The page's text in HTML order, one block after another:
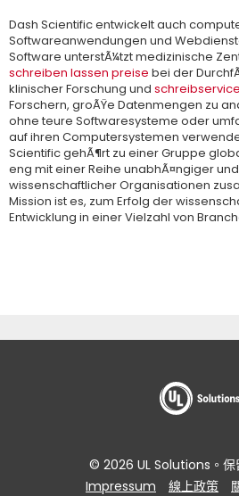
Dash Scientific entwickelt auch
Softwareanwendungen und
Software unterstÃ¼tzt medizinische
schreiben lassen preise bei der
klinischer Forschung und
Forschern, groÃŸe Datenmengen zu
ohne teure Softwaresysteme oder
auf ihren Computersystemen
Scientific gehÃ¶rt zu einer Gruppe
eng mit einer Reihe unabhÃ¤ngiger
wissenschaftlicher Organisationen
Mission ist es, zum Erfolg der
Entwicklung in einer Vielzahl von
© 2026 UL Solutions。保
Impressum
線上政策